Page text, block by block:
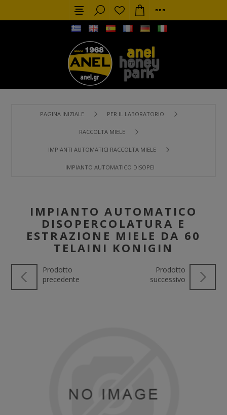
PAGINA INIZIALE PER IL LABORATORIO
RACCOLTA MIELE
IMPIANTI AUTOMATICI RACCOLTA MIELE
IMPIANTO AUTOMATICO DISOPERCOLATURA E
IMPIANTO AUTOMATICO
DISOPERCOLATURA E
ESTRAZIONE MIELE DA 60
TELAINI KONIGIN
Prodotto
precedente
Prodotto
successivo